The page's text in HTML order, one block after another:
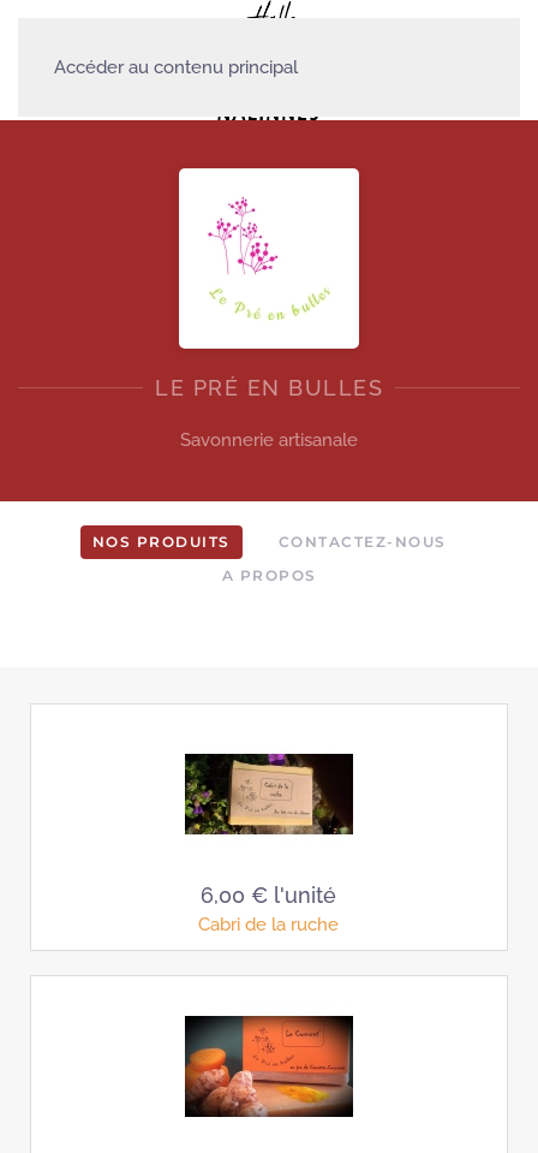
Accéder au contenu principal
LE PRÉ EN BULLES
Savonnerie artisanale
NOS PRODUITS
CONTACTEZ-NOUS
A PROPOS
6,00 € l'unité
Cabri de la ruche